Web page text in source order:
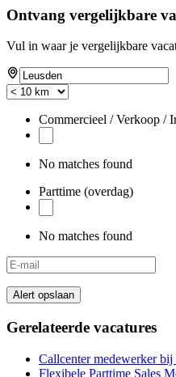
Ontvang vergelijkbare
Vul in waar je vergelijkbare
Commercieel / Verkoop /
No matches found
Parttime (overdag)
No matches found
Alert opslaan
Gerelateerde vacatures
Callcenter medewerker
Flexibele Parttime Sales